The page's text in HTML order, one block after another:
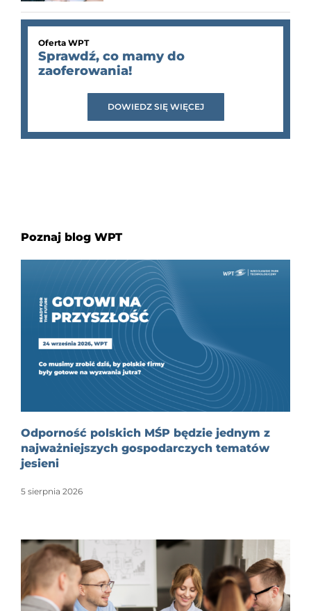
Oferta WPT
Sprawdź, co mamy do
zaoferowania!
DOWIEDZ SIĘ WIĘCEJ
Poznaj blog WPT
Odporność polskich MŚP będzie jednym z
najważniejszych gospodarczych tematów
jesieni
5 sierpnia 2026